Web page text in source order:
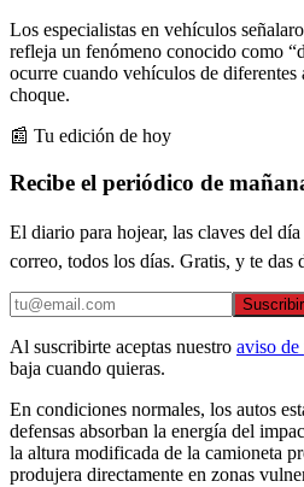
Los especialistas en vehículos
refleja un fenómeno conocido como
ocurre cuando vehículos de diferentes
choque.
📰 Tu edición de hoy
Recibe el periódico de
El diario para hojear, las claves del
correo, todos los días. Gratis, y te das
Al suscribirte aceptas nuestro aviso
baja cuando quieras.
En condiciones normales, los autos
defensas absorban la energía del
la altura modificada de la camioneta
produjera directamente en zonas